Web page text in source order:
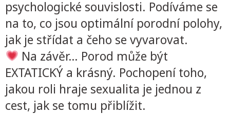
psychologické souvislosti. Podíváme se
na to, co jsou optimální porodní polohy,
jak je střídat a čeho se vyvarovat.
Na závěr… Porod může být
EXTATICKÝ a krásný. Pochopení toho,
jakou roli hraje sexualita je jednou z
cest, jak se tomu přiblížit.